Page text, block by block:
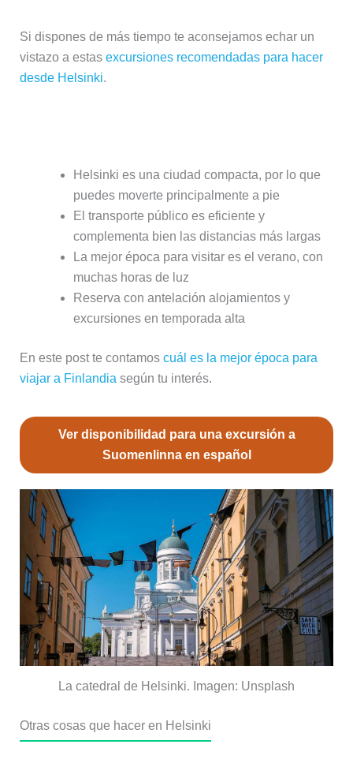
Si dispones de más tiempo te aconsejamos echar un
vistazo a estas excursiones recomendadas para hacer
desde Helsinki.
Helsinki es una ciudad compacta, por lo que
puedes moverte principalmente a pie
El transporte público es eficiente y
complementa bien las distancias más largas
La mejor época para visitar es el verano, con
muchas horas de luz
Reserva con antelación alojamientos y
excursiones en temporada alta
En este post te contamos cuál es la mejor época para
viajar a Finlandia según tu interés.
Ver disponibilidad para una excursión a
Suomenlinna en español
La catedral de Helsinki. Imagen: Unsplash
Otras cosas que hacer en Helsinki